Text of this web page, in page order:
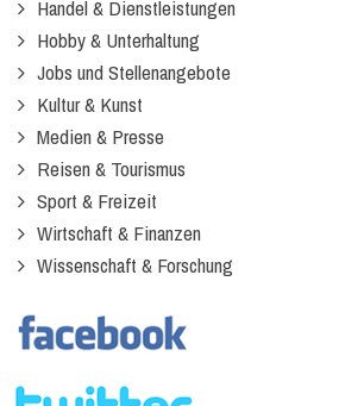
Handel & Dienstleistungen
Hobby & Unterhaltung
Jobs und Stellenangebote
Kultur & Kunst
Medien & Presse
Reisen & Tourismus
Sport & Freizeit
Wirtschaft & Finanzen
Wissenschaft & Forschung